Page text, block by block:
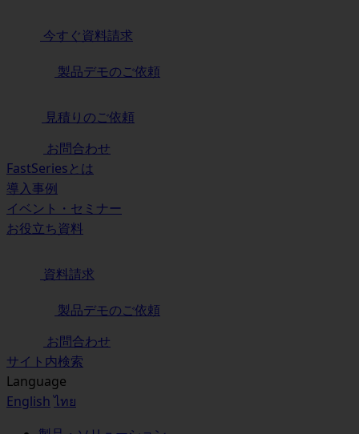
今すぐ資料請求
製品デモのご依頼
見積りのご依頼
お問合わせ
FastSeriesとは
導入事例
イベント・セミナー
お役立ち資料
資料請求
製品デモのご依頼
お問合わせ
サイト内検索
Language
English ไทย